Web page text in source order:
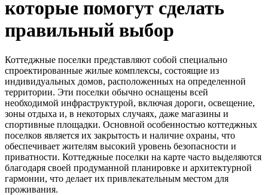
которые помогут сделать
правильный выбор
Коттеджные поселки представляют собой специально
спроектированные жилые комплексы, состоящие из
индивидуальных домов, расположенных на определенной
территории. Эти поселки обычно оснащены всей
необходимой инфраструктурой, включая дороги, освещение,
зоны отдыха и, в некоторых случаях, даже магазины и
спортивные площадки. Основной особенностью коттеджных
поселков является их закрытость и наличие охраны, что
обеспечивает жителям высокий уровень безопасности и
приватности. Коттеджные поселки на карте часто выделяются
благодаря своей продуманной планировке и архитектурной
гармонии, что делает их привлекательным местом для
проживания.